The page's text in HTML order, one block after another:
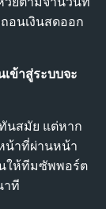
อนเงินสดออก
ข้าสู่ระบบจะ
นสมัย แต่หาก
น้าที่ผ่านหน้า
ให้ทีมซัพพอร์ต
าที